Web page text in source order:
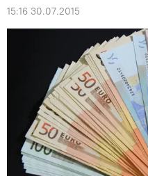
15:16 30.07.2015